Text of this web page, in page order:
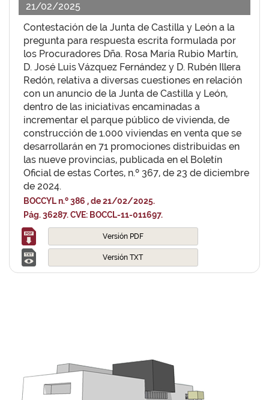
21/02/2025
Contestación de la Junta de Castilla y León a la
pregunta para respuesta escrita formulada por
los Procuradores Dña. Rosa María Rubio Martín,
D. José Luis Vázquez Fernández y D. Rubén Illera
Redón, relativa a diversas cuestiones en relación
con un anuncio de la Junta de Castilla y León,
dentro de las iniciativas encaminadas a
incrementar el parque público de vivienda, de
construcción de 1.000 viviendas en venta que se
desarrollarán en 71 promociones distribuidas en
las nueve provincias, publicada en el Boletín
Oficial de estas Cortes, n.º 367, de 23 de diciembre
de 2024.
BOCCYL n.º 386 , de 21/02/2025.
Pág. 36287. CVE: BOCCL-11-011697.
Versión PDF
Versión TXT